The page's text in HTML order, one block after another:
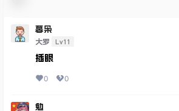
暮枭
大罗 Lv11
插眼
0 0
勉